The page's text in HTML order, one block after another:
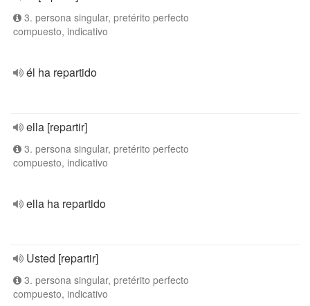
3. persona singular, pretérito perfecto
compuesto, indicativo
él ha repartido
ella [repartir]
3. persona singular, pretérito perfecto
compuesto, indicativo
ella ha repartido
Usted [repartir]
3. persona singular, pretérito perfecto
compuesto, indicativo